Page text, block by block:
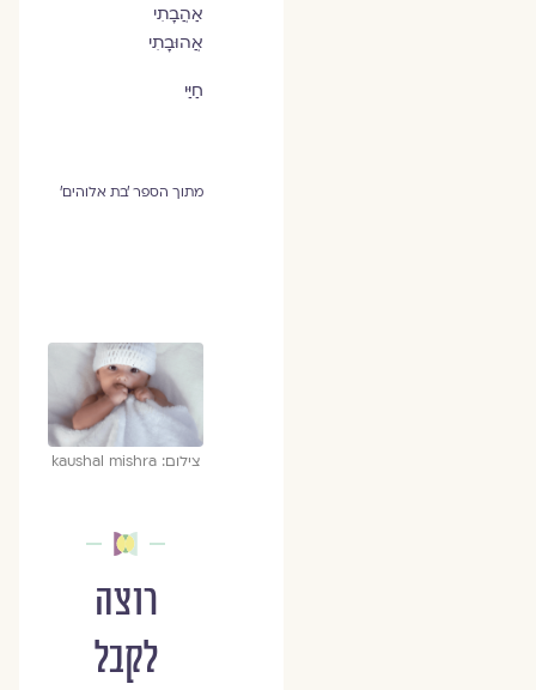
אַהֲבָתִי
אֲהוּבָתִי
חַיַּי
מתוך הספר 'בת אלוהים'
צילום: kaushal mishra
רוצה
לקבל